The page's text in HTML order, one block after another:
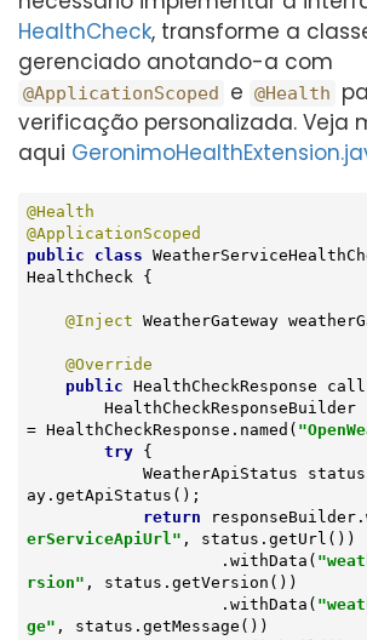
HealthCheck, transforme a
gerenciado anotando-a com
@ApplicationScoped e @Health
verificação personalizada. Veja
aqui
@Health
@ApplicationScoped
public
class
HealthCheck
{
@Inject WeatherGateway
@Override
public HealthCheckResponse call
= HealthCheckResponse.named(
try {
ay.getApiStatus();
return
erServiceApiUrl" , status.getUrl())
                    .withData(
rsion" , status.getVersion())
                    .withData(
ge" , status.getMessage())